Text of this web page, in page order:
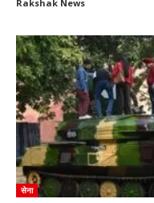
Rakshak News
सेना